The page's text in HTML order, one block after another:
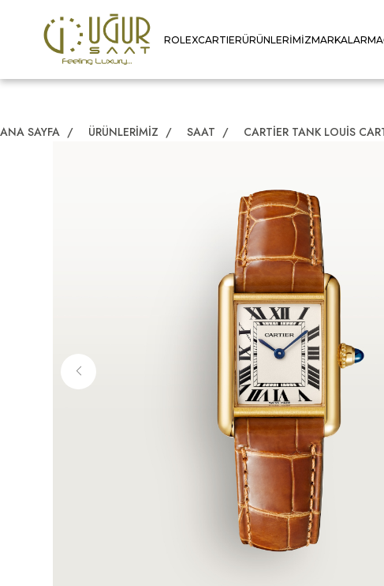
ROLEXCARTIERÜRÜNLERIMIZMARKALAR
ANA SAYFA / ÜRÜNLERIMIZ / SAAT /
CARTIER TANK LOUIS